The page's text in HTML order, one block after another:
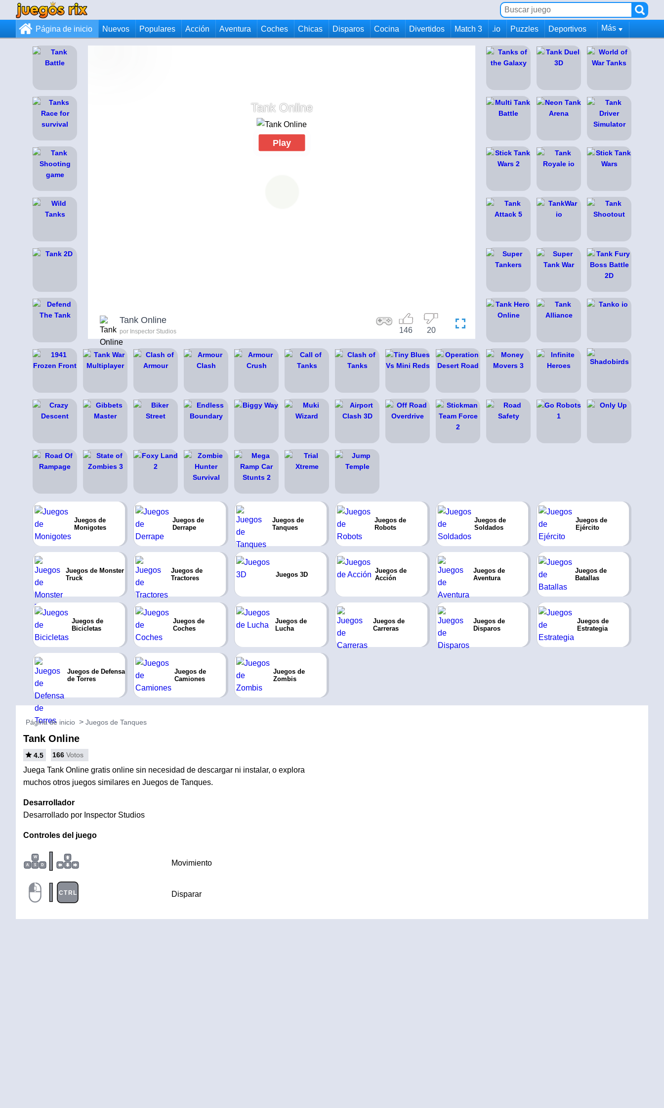
Página de inicio Nuevos Populares Acción Aventura Coches Chicas Disparos Cocina Divertidos Match 3 .io Puzzles Deportivos Más
Tank Online
Play
Tank Online
por Inspector Studios 20
146
Juegos de
Monigotes
Juegos de
Derrape
Juegos de
Tanques
Juegos de
Robots
Juegos de
Soldados
Juegos de
Ejército
Juegos de Monster
Truck
Juegos de
Tractores
Juegos 3D
Juegos de
Acción
Juegos de
Aventura
Juegos de
Batallas
Juegos de
Bicicletas
Juegos de
Coches
Juegos de
Lucha
Juegos de
Carreras
Juegos de
Disparos
Juegos de
Estrategia
Juegos de Defensa
de Torres
Juegos de
Camiones
Juegos de
Zombis
Página de inicio Juegos de Tanques
Tank Online
4.5 166 Votos
Juega Tank Online gratis online sin necesidad de descargar ni instalar, o explora
muchos otros juegos similares en Juegos de Tanques.
Desarrollador
Desarrollado por Inspector Studios
Controles del juego
W
A
S D | Movimiento
| CTRL Disparar